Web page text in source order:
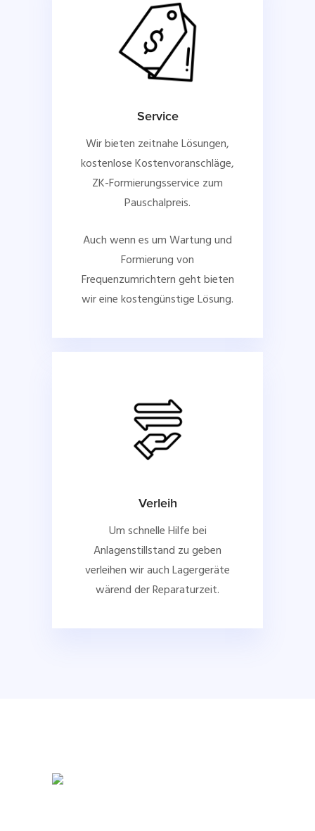
Service
Wir bieten zeitnahe Lösungen,
kostenlose Kostenvoranschläge,
ZK-Formierungsservice zum
Pauschalpreis.
Auch wenn es um Wartung und
Formierung von
Frequenzumrichtern geht bieten
wir eine kostengünstige Lösung.
Verleih
Um schnelle Hilfe bei
Anlagenstillstand zu geben
verleihen wir auch Lagergeräte
wärend der Reparaturzeit.